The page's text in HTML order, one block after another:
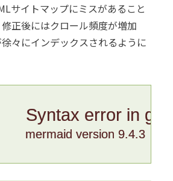
サイトマップにミスがあること
正後にはクロール頻度が増加
々にインデックスされるように
Syntax error in
mermaid version 9.4.3